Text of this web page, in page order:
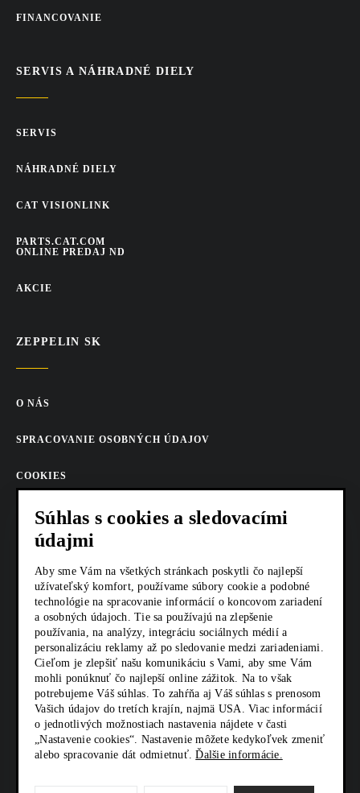
FINANCOVANIE
SERVIS A NÁHRADNÉ DIELY
SERVIS
NÁHRADNÉ DIELY
CAT VISIONLINK
PARTS.CAT.COM
ONLINE PREDAJ ND
AKCIE
ZEPPELIN SK
O NÁS
SPRACOVANIE OSOBNÝCH ÚDAJOV
COOKIES
AKTUALITY
KARIÉRA
Z SHOP
KONTAKTY
SOCIÁLNE SIETE
Súhlas s cookies a sledovacími
údajmi
Aby sme Vám na všetkých stránkach poskytli čo najlepší
užívateľský komfort, používame súbory cookie a podobné
technológie na spracovanie informácií o koncovom zariadení
a osobných údajoch. Tie sa používajú na zlepšenie
používania, na analýzy, integráciu sociálnych médií a
personalizáciu reklamy až po sledovanie medzi zariadeniami.
Cieľom je zlepšiť našu komunikáciu s Vami, aby sme Vám
mohli ponúknuť čo najlepší online zážitok. Na to však
potrebujeme Váš súhlas. To zahŕňa aj Váš súhlas s prenosom
Vašich údajov do tretích krajín, najmä USA. Viac informácií
o jednotlivých možnostiach nastavenia nájdete v časti
„Nastavenie cookies“. Nastavenie môžete kedykoľvek zmeniť
alebo spracovanie dát odmietnuť.Ďalšie informácie.